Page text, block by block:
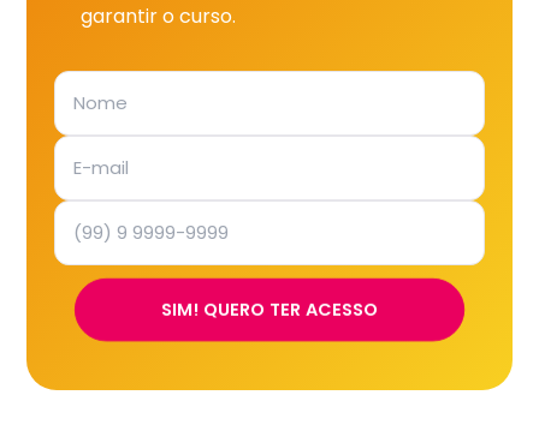
garantir o curso.
SIM! QUERO TER ACESSO